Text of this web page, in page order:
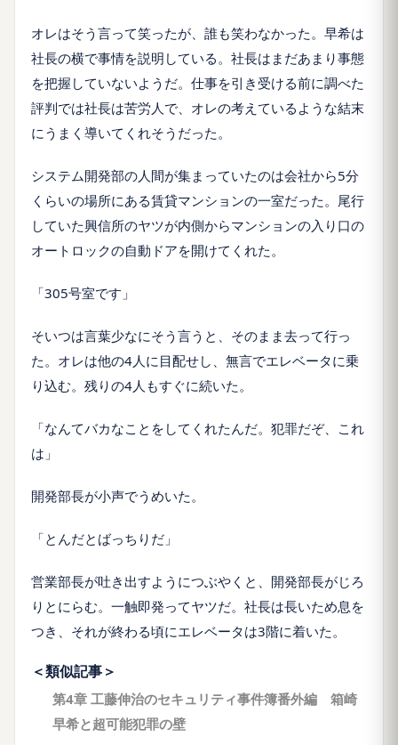
オレはそう言って笑ったが、誰も笑わなかった。早希は
社長の横で事情を説明している。社長はまだあまり事態
を把握していないようだ。仕事を引き受ける前に調べた
評判では社長は苦労人で、オレの考えているような結末
にうまく導いてくれそうだった。
システム開発部の人間が集まっていたのは会社から5分
くらいの場所にある賃貸マンションの一室だった。尾行
していた興信所のヤツが内側からマンションの入り口の
オートロックの自動ドアを開けてくれた。
「305号室です」
そいつは言葉少なにそう言うと、そのまま去って行っ
た。オレは他の4人に目配せし、無言でエレベータに乗
り込む。残りの4人もすぐに続いた。
「なんてバカなことをしてくれたんだ。犯罪だぞ、これ
は」
開発部長が小声でうめいた。
「とんだとばっちりだ」
営業部長が吐き出すようにつぶやくと、開発部長がじろ
りとにらむ。一触即発ってヤツだ。社長は長いため息を
つき、それが終わる頃にエレベータは3階に着いた。
＜類似記事＞
第4章 工藤伸治のセキュリティ事件簿番外編 箱崎
早希と超可能犯罪の壁